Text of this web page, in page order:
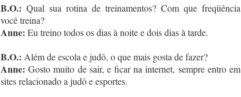
B.O.: Qual sua rotina de treinamentos? Com que freqüência
você treina?
Anne: Eu treino todos os dias à noite e dois dias à tarde.
B.O.: Além de escola e judô, o que mais gosta de fazer?
Anne: Gosto muito de sair, e ficar na internet, sempre entro em
sites relacionado a judô e esportes.